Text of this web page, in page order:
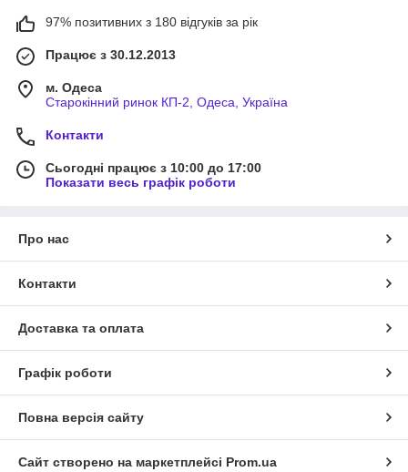
97% позитивних з 180 відгуків за рік
Працює з 30.12.2013
м. Одеса
Старокінний ринок КП-2, Одеса, Україна
Контакти
Сьогодні працює з 10:00 до 17:00
Показати весь графік роботи
Про нас
Контакти
Доставка та оплата
Графік роботи
Повна версія сайту
Сайт створено на маркетплейсі Prom.ua